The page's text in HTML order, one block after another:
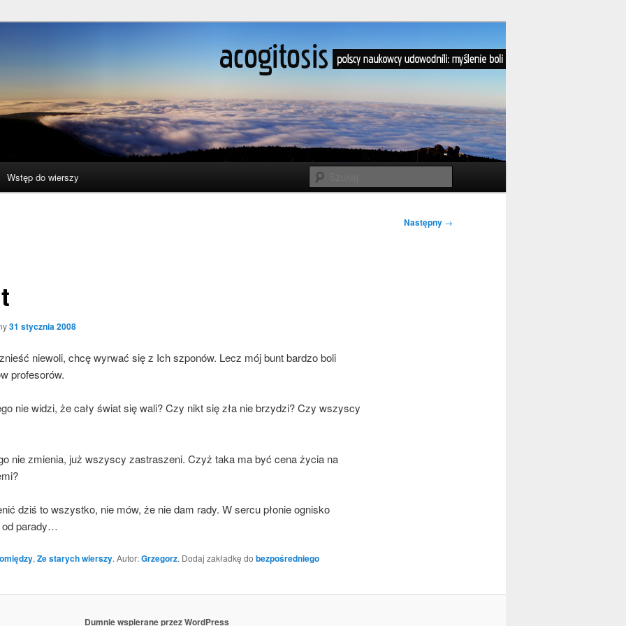
boli
Wstęp do wierszy
Następny →
31 stycznia 2008
nie­wo­li, chcę wyrwać się z Ich szpo­nów. Lecz mój bunt bar­dzo boli
profesorów.
nie widzi, że cały świat się wali? Czy nikt się zła nie brzy­dzi? Czy wszy­scy
nie zmie­nia, już wszy­scy zastra­sze­ni. Czyż taka ma być cena życia na
dziś to wszyst­ko, nie mów, że nie dam rady. W ser­cu pło­nie ogni­sko
od parady…
, Ze starych wierszy. Autor:Grzegorz. Dodaj zakładkę do bezpośredniego
Dumnie wspierane przez WordPress